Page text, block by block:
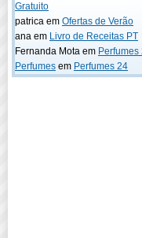
Gratuito
patrica em Ofertas de Verão
ana em Livro de Receitas PT
Fernanda Mota em Perfumes
Perfumes em Perfumes 24